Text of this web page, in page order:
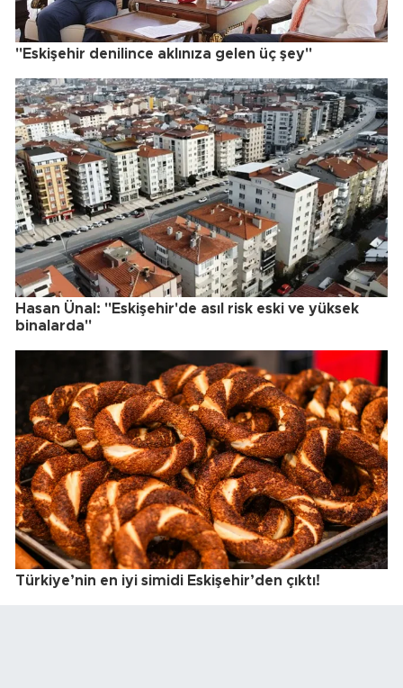
"Eskişehir denilince aklınıza gelen üç şey"
Hasan Ünal: "Eskişehir'de asıl risk eski ve yüksek
binalarda"
Türkiye’nin en iyi simidi Eskişehir’den çıktı!